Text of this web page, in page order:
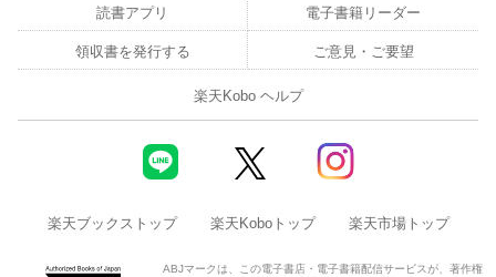
読書アプリ 電子書籍リーダー
領収書を発行する ご意見・ご要望
楽天Kobo ヘルプ
楽天ブックストップ 楽天Koboトップ 楽天市場トップ
ABJマークは、この電子書店・電子書籍配信サービスが、著作権